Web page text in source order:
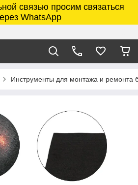
связью просим связаться
WhatsApp
Инструменты для монтажа и ремонта